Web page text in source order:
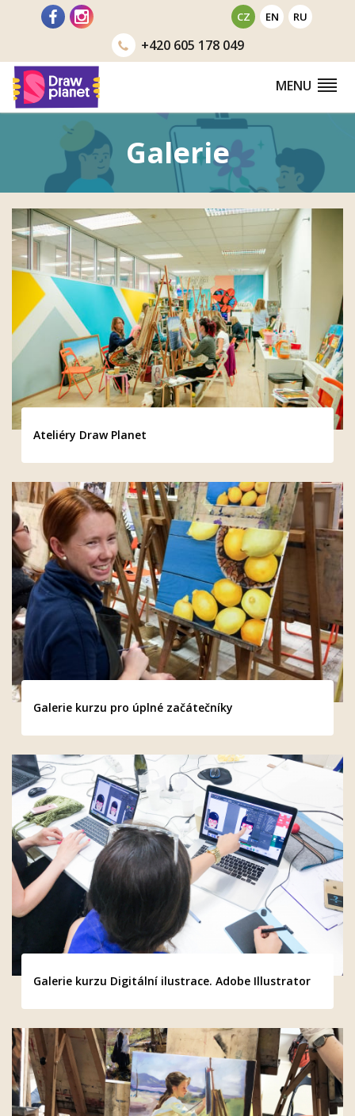
CZ EN RU
+420605 178 049
MENU
Galerie
Ateliéry Draw Planet
Galerie kurzu pro úplné začátečníky
Galerie kurzu Digitální ilustrace. Adobe Illustrator